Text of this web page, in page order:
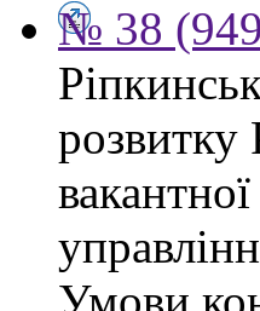
№ 38
Умови